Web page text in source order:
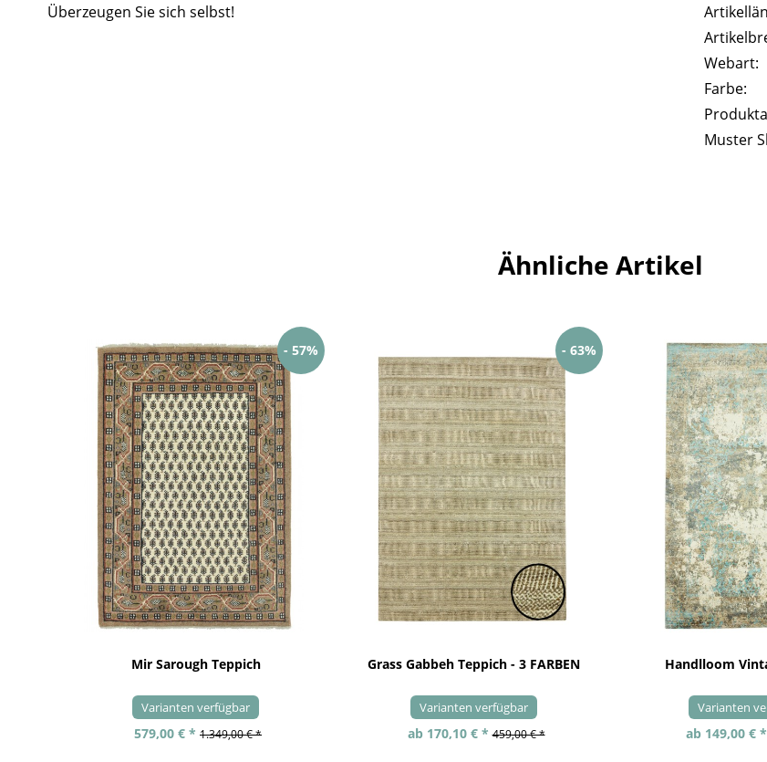
Überzeugen Sie sich selbst!
Webart:
Farbe:
Muster
Ähnliche Artikel
- 57%
Mir Sarough Teppich
Varianten verfügbar
579,00 € * 1.349,00 € *
- 63%
Grass Gabbeh Teppich - 3 FARBEN
Varianten verfügbar
ab 170,10 € * 459,00 € *
Handlloom
Varianten
ab 149,00 € *